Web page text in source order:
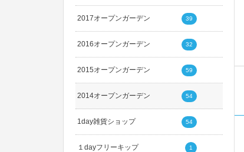
2017オープンガーデン 39
2016オープンガーデン 32
2015オープンガーデン 59
2014オープンガーデン 54
1day雑貨ショップ 54
１dayフリーキップ 1